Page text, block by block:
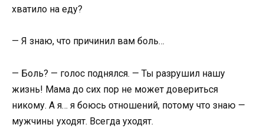
хватило на еду?
— Я знаю, что причинил вам боль…
— Боль? — голос поднялся. — Ты разрушил нашу
жизнь! Мама до сих пор не может довериться
никому. А я… я боюсь отношений, потому что знаю —
мужчины уходят. Всегда уходят.